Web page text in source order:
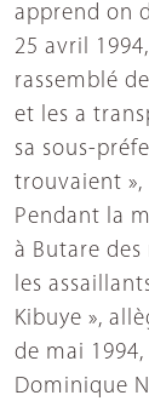
apprend on
25 avril
rassemblé
et les a
sa sous-
trouvaient »,
Pendant la
à Butare
les
Kibuye »,
de mai
Dominique